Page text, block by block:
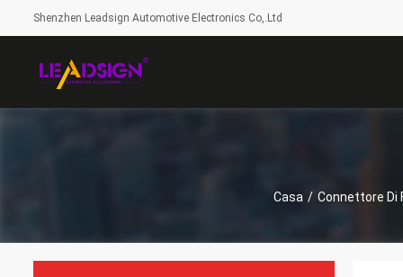
Shenzhen Leadsign Automotive Electronics Co,.Ltd
Casa / Connettore Di